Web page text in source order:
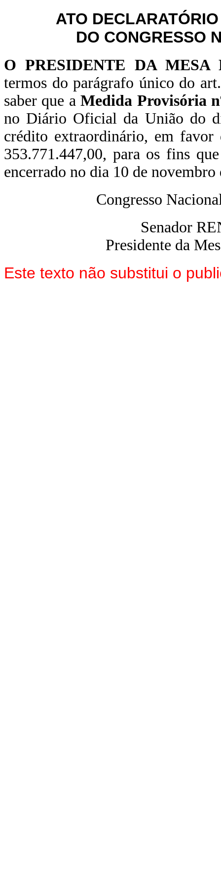
ATO
DO CONGRESSO
O PRESIDENTE DA
termos do parágrafo único do
saber que aMedida Provisória
no Diário Oficial da União do
crédito extraordinário, em
353.771.447,00, para os fins
encerrado no dia 10 de novembro
Congresso
Senador
Presidente da
Este texto não substitui o